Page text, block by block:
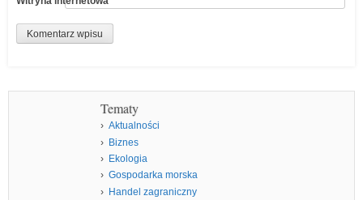
Tematy
Aktualności
Biznes
Ekologia
Gospodarka morska
Handel zagraniczny